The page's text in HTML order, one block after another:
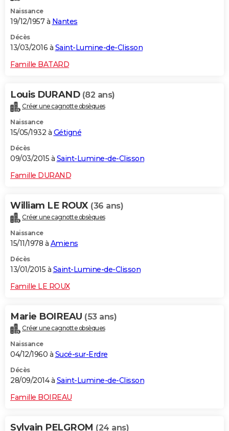
Naissance
19/12/1957 à Nantes
Décès
13/03/2016 à Saint-Lumine-de-Clisson
Famille BATARD
Louis DURAND (82 ans)
Créer une cagnotte obsèques
Naissance
15/05/1932 à Gétigné
Décès
09/03/2015 à Saint-Lumine-de-Clisson
Famille DURAND
William LE ROUX (36 ans)
Créer une cagnotte obsèques
Naissance
15/11/1978 à Amiens
Décès
13/01/2015 à Saint-Lumine-de-Clisson
Famille LE ROUX
Marie BOIREAU (53 ans)
Créer une cagnotte obsèques
Naissance
04/12/1960 à Sucé-sur-Erdre
Décès
28/09/2014 à Saint-Lumine-de-Clisson
Famille BOIREAU
Sylvain PELGROM (24 ans)